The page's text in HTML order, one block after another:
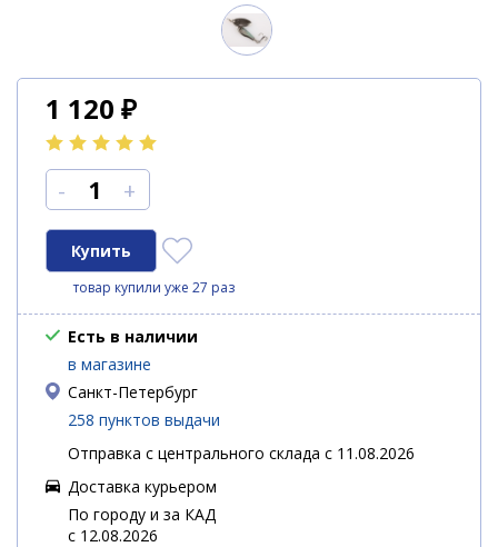
1 120 ₽
- +
товар купили уже 27 раз
Есть в наличии
в магазине
Санкт-Петербург
258 пунктов выдачи
Отправка с центрального склада с 11.08.2026
Доставка курьером
По городу и за КАД
c 12.08.2026